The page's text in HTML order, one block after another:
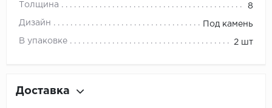
Толщина 8
Дизайн Под камень
В упаковке 2 шт
Доставка